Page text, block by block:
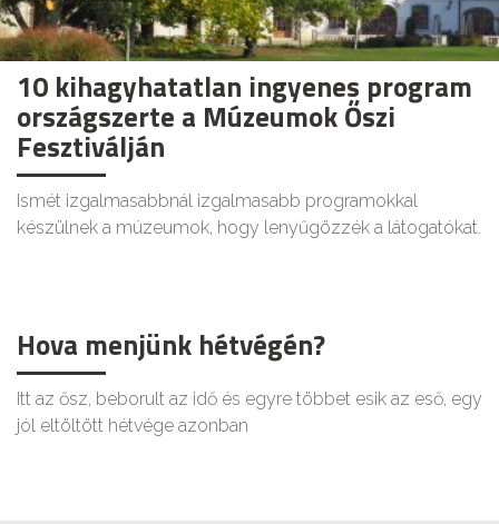
10 kihagyhatatlan ingyenes program
országszerte a Múzeumok Őszi
Fesztiválján
Ismét izgalmasabbnál izgalmasabb programokkal
készülnek a múzeumok, hogy lenyűgözzék a látogatókat.
Hova menjünk hétvégén?
Itt az ősz, beborult az idő és egyre többet esik az eső, egy
jól eltöltött hétvége azonban